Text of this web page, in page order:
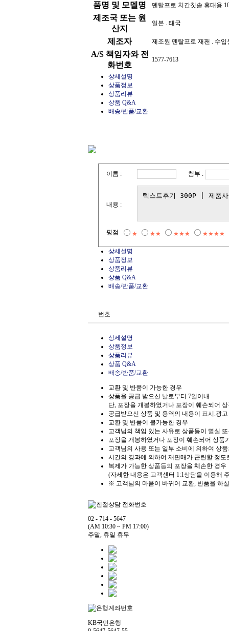
품명 및 모델명 덴탈프로 치간칫솔 휴대용
제조국 또는 원
산지
일본 . 태국
제조자 제조원 덴탈프로 재팬 . 수
A/S 책임자와 전
화번호
1577-7613
상세설명
상품정보
상품리뷰
상품 Q&A
배송/반품/교환
이름 : 첨부 :
내용 :
평점 ★ ★★ ★★★ ★★★★
상세설명
상품정보
상품리뷰
상품 Q&A
배송/반품/교환
번호
상세설명
상품정보
상품리뷰
상품 Q&A
배송/반품/교환
교환 및 반품이 가능한 경우
상품을 공급 받으신 날로부터 7일이내
단, 포장을 개봉하였거나 포장이 훼손되어
공급받으신 상품 및 용역의 내용이 표시.광
교환 및 반품이 불가능한 경우
고객님의 책임 있는 사유로 상품등이 멸실
포장을 개봉하였거나 포장이 훼손되어 상품
고객님의 사용 또는 일부 소비에 의하여 상
시간의 경과에 의하여 재판매가 곤란할 정
복제가 가능한 상품등의 포장을 훼손한 경우
(자세한 내용은 고객센터 1:1상담을 이용해
※ 고객님의 마음이 바뀌어 교환, 반품을 하
02 - 714 - 5647
(AM 10:30 ~ PM 17:00)
주말, 휴일 휴무
KB국민은행